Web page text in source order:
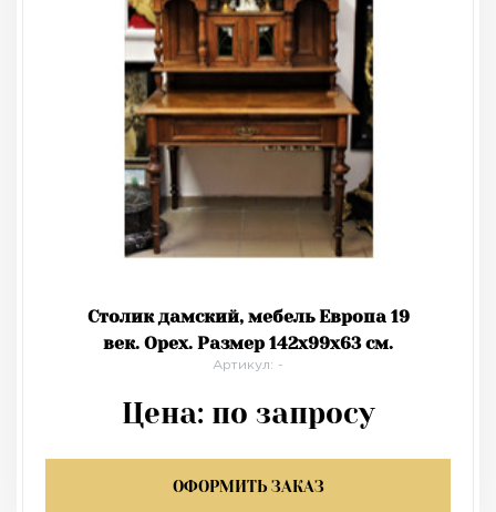
Столик дамский, мебель Европа 19
век. Орех. Размер 142х99х63 см.
Артикул: -
Цена: по запросу
ОФОРМИТЬ ЗАКАЗ